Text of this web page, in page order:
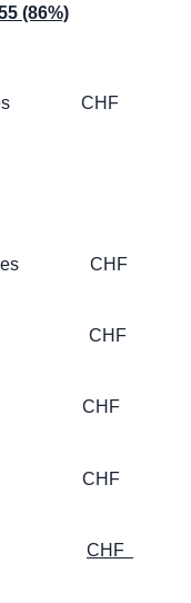
(86%)
CHF
CHF
CHF
CHF
CHF
CHF